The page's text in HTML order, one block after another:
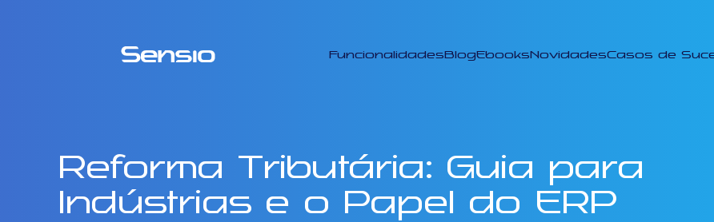
FuncionalidadesBlogEbooksNovidadesCasos de
Reforma Tributária: Guia para
Indústrias e o Papel do ERP